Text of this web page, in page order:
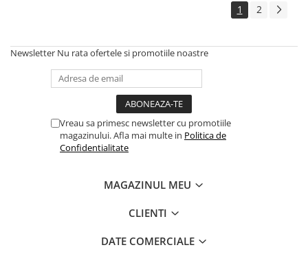
1 2
Newsletter Nu rata ofertele si promotiile noastre
Vreau sa primesc newsletter cu promotiile
magazinului. Afla mai multe in Politica de
Confidentialitate
MAGAZINUL MEU
CLIENTI
DATE COMERCIALE